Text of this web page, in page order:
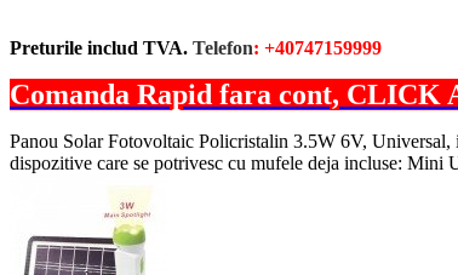
Preturile includ TVA. Telefon: +40747159999
Comanda Rapid fara cont, CLICK
Panou Solar Fotovoltaic Policristalin 3.5W 6V,
dispozitive care se potrivesc cu mufele deja incluse: